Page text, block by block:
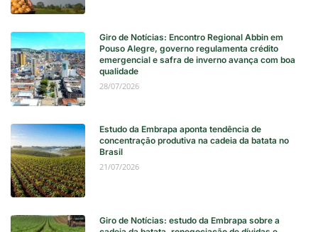
Giro de Notícias: Encontro Regional Abbin em
Pouso Alegre, governo regulamenta crédito
emergencial e safra de inverno avança com boa
qualidade
28/07/2026
Estudo da Embrapa aponta tendência de
concentração produtiva na cadeia da batata no
Brasil
21/07/2026
Giro de Notícias: estudo da Embrapa sobre a